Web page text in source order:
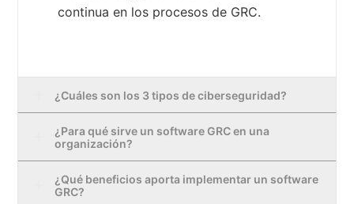
continua en los procesos de GRC.
¿Cuáles son los 3 tipos de ciberseguridad?
¿Para qué sirve un software GRC en una
organización?
¿Qué beneficios aporta implementar un software
GRC?